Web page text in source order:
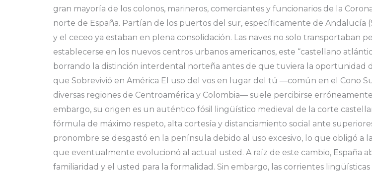
gran mayoría de los colonos, marineros, comerciantes y funcionarios de la
norte de España. Partían de los puertos del sur, específicamente de Andalucía
y el ceceo ya estaban en plena consolidación. Las naves no solo transportaban
establecerse en los nuevos centros urbanos americanos, este “castellano
borrando la distinción interdental norteña antes de que tuviera la oportunidad
que Sobrevivió en América El uso del vos en lugar del tú —común en el Cono
diversas regiones de Centroamérica y Colombia— suele percibirse
embargo, su origen es un auténtico fósil lingüístico medieval de la corte
fórmula de máximo respeto, alta cortesía y distanciamiento social ante
pronombre se desgastó en la península debido al uso excesivo, lo que obligó
que eventualmente evolucionó al actual usted. A raíz de este cambio, España
familiaridad y el usted para la formalidad. Sin embargo, las corrientes
Historia
de
Dos
Mundos